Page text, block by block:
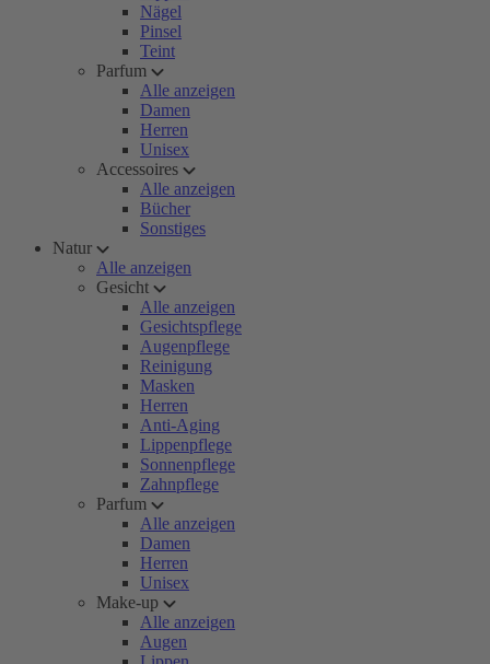
Nägel
Pinsel
Teint
Parfum
Alle anzeigen
Damen
Herren
Unisex
Accessoires
Alle anzeigen
Bücher
Sonstiges
Natur
Alle anzeigen
Gesicht
Alle anzeigen
Gesichtspflege
Augenpflege
Reinigung
Masken
Herren
Anti-Aging
Lippenpflege
Sonnenpflege
Zahnpflege
Parfum
Alle anzeigen
Damen
Herren
Unisex
Make-up
Alle anzeigen
Augen